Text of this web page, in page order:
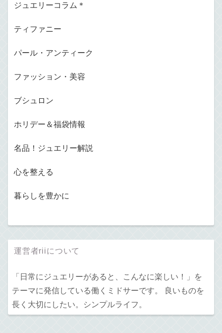
ジュエリーコラム＊
ティファニー
パール・アンティーク
ファッション・美容
ブシュロン
ホリデー＆福袋情報
名品！ジュエリー解説
心を整える
暮らしを豊かに
運営者riiについて
「日常にジュエリーがあると、こんなに楽しい！」を
テーマに発信している働くミドサーです。 良いものを
長く大切にしたい。シンプルライフ。